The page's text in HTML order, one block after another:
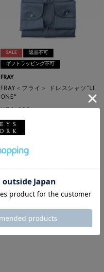
SALE 返品不可
ギフトラッピング不可
FRAY
FRAY＜フライ＞ ドレスシャツ"LI
ONE"
¥44,880
2 colors